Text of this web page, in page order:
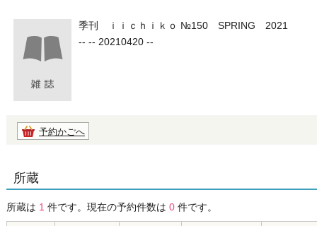
季刊 ｉｉｃｈｉｋｏ №150 SPRING 2021
-- -- 20210420 --
予約かごへ
所蔵
所蔵は 1 件です。現在の予約件数は 0 件です。